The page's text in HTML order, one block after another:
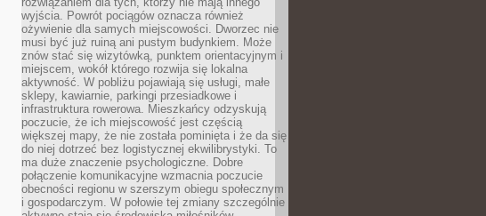
wyjścia. Powrót pociągów oznacza również
ożywienie dla samych miejscowości. Dworzec nie
musi być już ruiną ani pustym budynkiem. Może
znów stać się wizytówką, punktem orientacyjnym i
miejscem, wokół którego rozwija się lokalna
aktywność. W pobliżu pojawiają się usługi, małe
sklepy, kawiarnie, parkingi przesiadkowe i
infrastruktura rowerowa. Mieszkańcy odzyskują
poczucie, że ich miejscowość jest częścią
większej mapy, że nie została pominięta i że da się
do niej dotrzeć bez logistycznej ekwilibrystyki. To
ma duże znaczenie psychologiczne. Dobre
połączenie komunikacyjne wzmacnia poczucie
obecności regionu w szerszym obiegu społecznym
i gospodarczym. W połowie tej zmiany szczególnie